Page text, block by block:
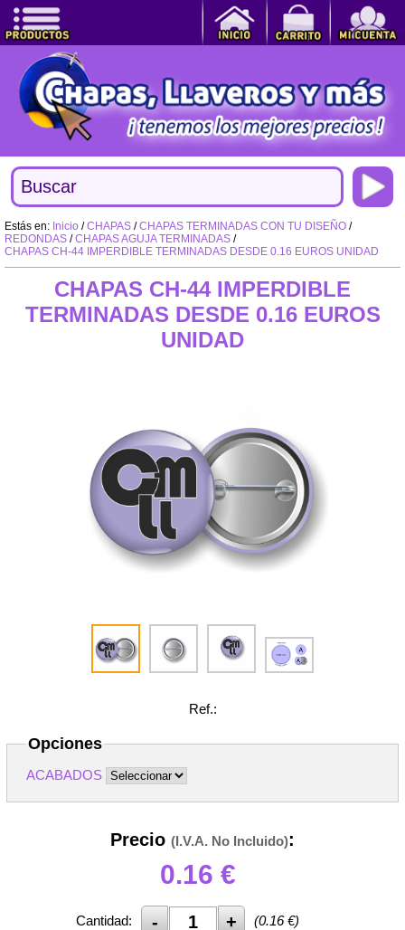
Estás en: Inicio /CHAPAS /CHAPAS TERMINADAS CON TU DISEÑO /
REDONDAS /CHAPAS AGUJA TERMINADAS /
CHAPAS CH-44 IMPERDIBLE TERMINADAS DESDE 0.16 EUROS UNIDAD
CHAPAS CH-44 IMPERDIBLE
TERMINADAS DESDE 0.16 EUROS
UNIDAD
Ref.:
Opciones
ACABADOS
Precio (I.V.A. No Incluido):
0.16 €
Cantidad: (0.16€)